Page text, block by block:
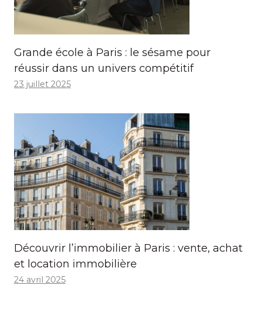
Grande école à Paris : le sésame pour
réussir dans un univers compétitif
23 juillet 2025
Découvrir l’immobilier à Paris : vente, achat
et location immobilière
24 avril 2025